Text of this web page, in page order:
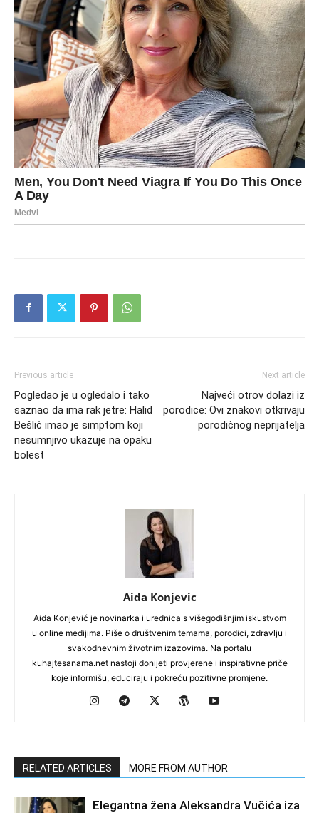
Previous article
Pogledao je u ogledalo i tako
saznao da ima rak jetre: Halid
Bešlić imao je simptom koji
nesumnjivo ukazuje na opaku
bolest
Next article
Najveći otrov dolazi iz
porodice: Ovi znakovi otkrivaju
porodičnog neprijatelja
Aida Konjevic
Aida Konjević je novinarka i urednica s višegodišnjim iskustvom
u online medijima. Piše o društvenim temama, porodici, zdravlju i
svakodnevnim životnim izazovima. Na portalu
kuhajtesanama.net nastoji donijeti provjerene i inspirativne priče
koje informišu, educiraju i pokreću pozitivne promjene.
RELATED ARTICLES MORE FROM AUTHOR
Elegantna žena Aleksandra Vučića iza